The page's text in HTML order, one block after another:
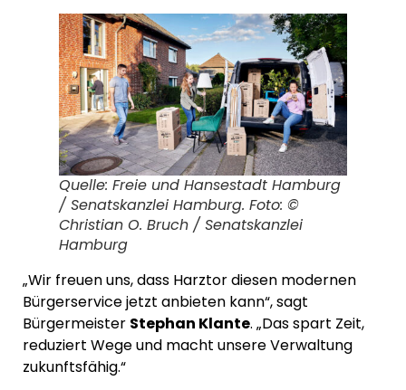
Quelle: Freie und Hansestadt Hamburg
/ Senatskanzlei Hamburg. Foto: ©
Christian O. Bruch / Senatskanzlei
Hamburg
„Wir freuen uns, dass Harztor diesen modernen
Bürgerservice jetzt anbieten kann“, sagt
Bürgermeister Stephan Klante. „Das spart Zeit,
reduziert Wege und macht unsere Verwaltung
zukunftsfähig.“